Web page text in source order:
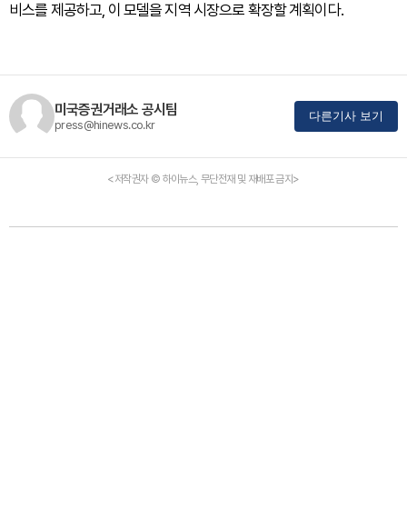
비스를 제공하고, 이 모델을 지역 시장으로 확장할 계획이다.
미국증권거래소 공시팀
press@hinews.co.kr
다른기사 보기
<저작권자 © 하이뉴스, 무단전재 및 재배포 금지>